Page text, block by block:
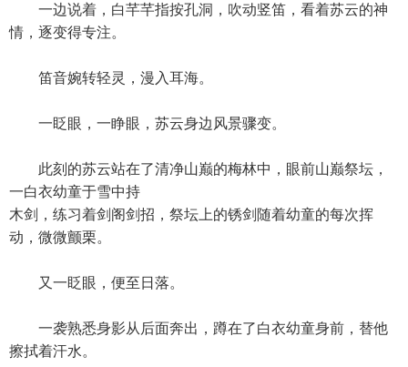
一边说着，白芊芊指按孔洞，吹动竖笛，看着苏云的神
情，逐变得专注。
笛音婉转轻灵，漫入耳海。
一眨眼，一睁眼，苏云身边风景骤变。
此刻的苏云站在了清净山巅的梅林中，眼前山巅祭坛，
一白衣幼童于雪中持
木剑，练习着剑阁剑招，祭坛上的锈剑随着幼童的每次挥
动，微微颤栗。
又一眨眼，便至日落。
一袭熟悉身影从后面奔出，蹲在了白衣幼童身前，替他
擦拭着汗水。